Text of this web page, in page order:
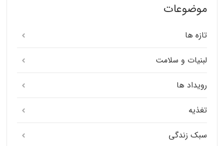
موضوعات
تازه ها
لبنیات و سلامت
رویداد ها
تغذیه
سبک زندگی